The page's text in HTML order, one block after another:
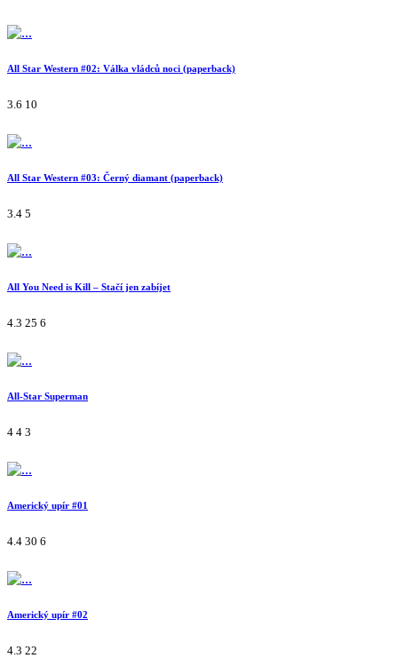
All Star Western #02: Válka vládců noci (paperback)
3.6 10
All Star Western #03: Černý diamant (paperback)
3.4 5
All You Need is Kill – Stačí jen zabíjet
4.3 25 6
All-Star Superman
4 4 3
Americký upír #01
4.4 30 6
Americký upír #02
4.3 22